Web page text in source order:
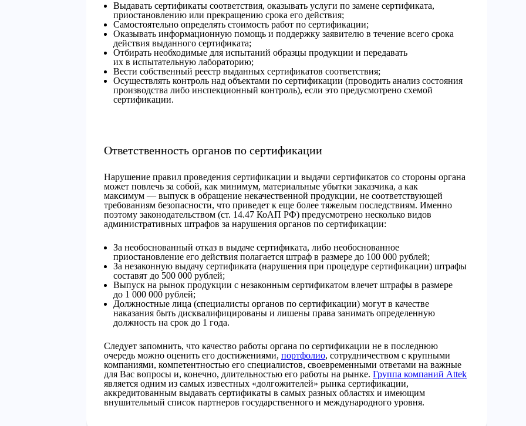
Выдавать сертификаты соответствия, оказывать услуги по замене сертификата,
приостановлению или прекращению срока его действия;
Самостоятельно определять стоимость работ по сертификации;
Оказывать информационную помощь и поддержку заявителю в течение всего срока
действия выданного сертификата;
Отбирать необходимые для испытаний образцы продукции и передавать
их в испытательную лабораторию;
Вести собственный реестр выданных сертификатов соответствия;
Осуществлять контроль над объектами по сертификации (проводить анализ состояния
производства либо инспекционный контроль), если это предусмотрено схемой
сертификации.
Ответственность органов по сертификации
Нарушение правил проведения сертификации и выдачи сертификатов со стороны органа
может повлечь за собой, как минимум, материальные убытки заказчика, а как
максимум — выпуск в обращение некачественной продукции, не соответствующей
требованиям безопасности, что приведет к еще более тяжелым последствиям. Именно
поэтому законодательством (ст. 14.47 КоАП РФ) предусмотрено несколько видов
административных штрафов за нарушения органов по сертификации:
За необоснованный отказ в выдаче сертификата, либо необоснованное
приостановление его действия полагается штраф в размере до 100 000 рублей;
За незаконную выдачу сертификата (нарушения при процедуре сертификации) штрафы
составят до 500 000 рублей;
Выпуск на рынок продукции с незаконным сертификатом влечет штрафы в размере
до 1 000 000 рублей;
Должностные лица (специалисты органов по сертификации) могут в качестве
наказания быть дисквалифицированы и лишены права занимать определенную
должность на срок до 1 года.
Следует запомнить, что качество работы органа по сертификации не в последнюю
очередь можно оценить его достижениями, портфолио, сотрудничеством с крупными
компаниями, компетентностью его специалистов, своевременными ответами на важные
для Вас вопросы и, конечно, длительностью его работы на рынке. Группа компаний Attek
является одним из самых известных «долгожителей» рынка сертификации,
аккредитованным выдавать сертификаты в самых разных областях и имеющим
внушительный список партнеров государственного и международного уровня.